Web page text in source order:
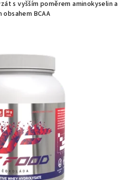
s vyšším poměrem aminokyselin a
obsahem BCAA